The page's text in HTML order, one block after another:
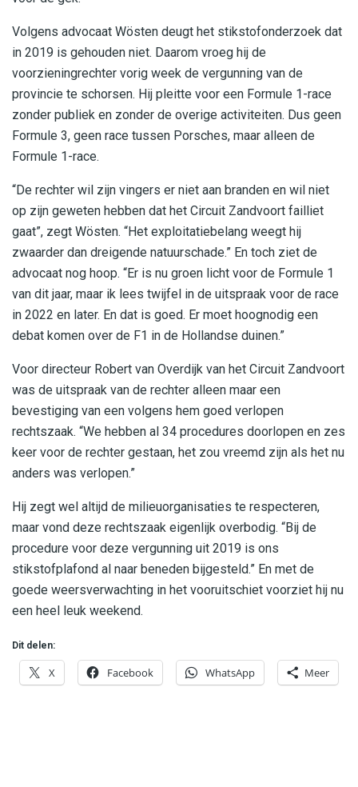
Volgens advocaat Wösten deugt het stikstofonderzoek dat
in 2019 is gehouden niet. Daarom vroeg hij de
voorzieningrechter vorig week de vergunning van de
provincie te schorsen. Hij pleitte voor een Formule 1-race
zonder publiek en zonder de overige activiteiten. Dus geen
Formule 3, geen race tussen Porsches, maar alleen de
Formule 1-race.
“De rechter wil zijn vingers er niet aan branden en wil niet
op zijn geweten hebben dat het Circuit Zandvoort failliet
gaat”, zegt Wösten. “Het exploitatiebelang weegt hij
zwaarder dan dreigende natuurschade.” En toch ziet de
advocaat nog hoop. “Er is nu groen licht voor de Formule 1
van dit jaar, maar ik lees twijfel in de uitspraak voor de race
in 2022 en later. En dat is goed. Er moet hoognodig een
debat komen over de F1 in de Hollandse duinen.”
Voor directeur Robert van Overdijk van het Circuit Zandvoort
was de uitspraak van de rechter alleen maar een
bevestiging van een volgens hem goed verlopen
rechtszaak. “We hebben al 34 procedures doorlopen en zes
keer voor de rechter gestaan, het zou vreemd zijn als het nu
anders was verlopen.”
Hij zegt wel altijd de milieuorganisaties te respecteren,
maar vond deze rechtszaak eigenlijk overbodig. “Bij de
procedure voor deze vergunning uit 2019 is ons
stikstofplafond al naar beneden bijgesteld.” En met de
goede weersverwachting in het vooruitschiet voorziet hij nu
een heel leuk weekend.
Dit delen:
X Facebook WhatsApp Meer